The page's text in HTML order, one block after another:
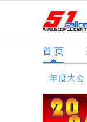
首 页
年度大会